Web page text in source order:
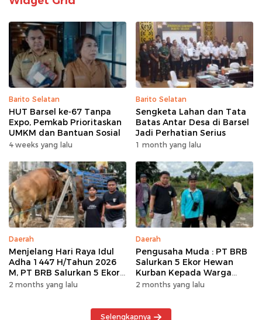
Barito Selatan
HUT Barsel ke-67 Tanpa
Expo, Pemkab Prioritaskan
UMKM dan Bantuan Sosial
4 weeks yang lalu
Barito Selatan
Sengketa Lahan dan Tata
Batas Antar Desa di Barsel
Jadi Perhatian Serius
1 month yang lalu
Daerah
Menjelang Hari Raya Idul
Adha 1447 H/Tahun 2026
M, PT BRB Salurkan 5 Ekor
Hewan Kurban Kepada
2 months yang lalu
Daerah
Pengusaha Muda : PT BRB
Salurkan 5 Ekor Hewan
Kurban Kepada Warga
Khususnya Wilayah
2 months yang lalu
Selengkapnya